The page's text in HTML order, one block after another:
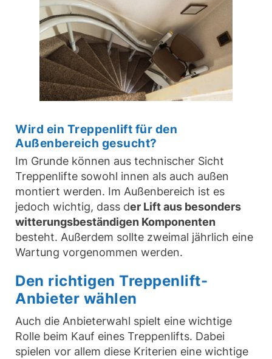
Wird ein Treppenlift für den
Außenbereich gesucht?
Im Grunde können aus technischer Sicht
Treppenlifte sowohl innen als auch außen
montiert werden. Im Außenbereich ist es
jedoch wichtig, dass der Lift aus besonders
witterungsbeständigen Komponenten
besteht. Außerdem sollte zweimal jährlich eine
Wartung vorgenommen werden.
Den richtigen Treppenlift-
Anbieter wählen
Auch die Anbieterwahl spielt eine wichtige
Rolle beim Kauf eines Treppenlifts. Dabei
spielen vor allem diese Kriterien eine wichtige